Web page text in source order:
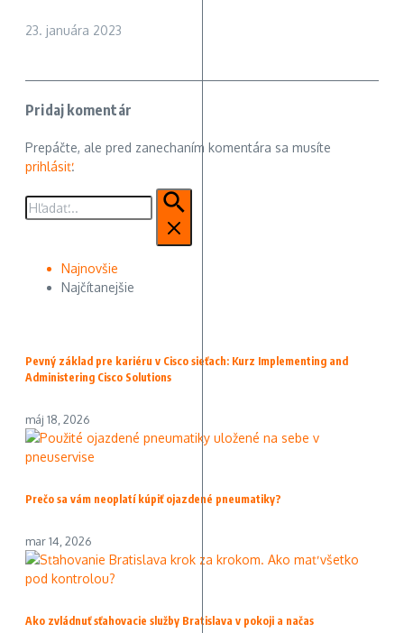
23. januára 2023
Pridaj komentár
Prepáčte, ale pred zanechaním komentára sa musíte
prihlásiť.
Hľadať:
Najnovšie
Najčítanejšie
Pevný základ pre kariéru v Cisco sieťach: Kurz Implementing and
Administering Cisco Solutions
máj 18, 2026
Prečo sa vám neoplatí kúpiť ojazdené pneumatiky?
mar 14, 2026
Ako zvládnuť sťahovacie služby Bratislava v pokoji a načas